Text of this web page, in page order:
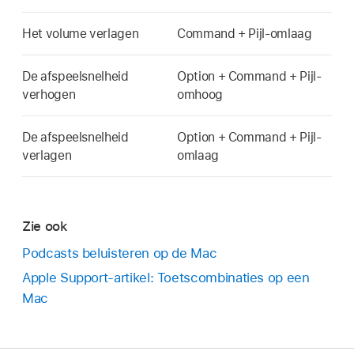
Het volume verlagen Command + Pijl-omlaag
De afspeelsnelheid
verhogen
Option + Command + Pijl-
omhoog
De afspeelsnelheid
verlagen
Option + Command + Pijl-
omlaag
Zie ook
Podcasts beluisteren op de Mac
Apple Support-artikel: Toetscombinaties op een
Mac